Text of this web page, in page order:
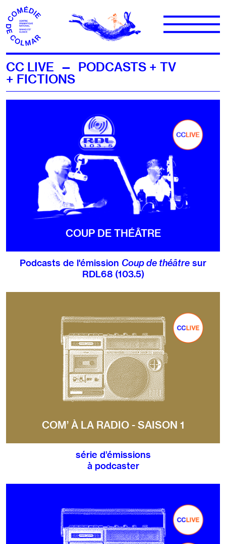
Aller au contenu
CC LIVE — PODCASTS + TV
+ FICTIONS
COUP DE THÉÂTRE
Podcasts de l'émission Coup de théâtre sur
RDL68 (103.5)
COM’ À LA RADIO - SAISON 1
série d’émissions
à podcaster